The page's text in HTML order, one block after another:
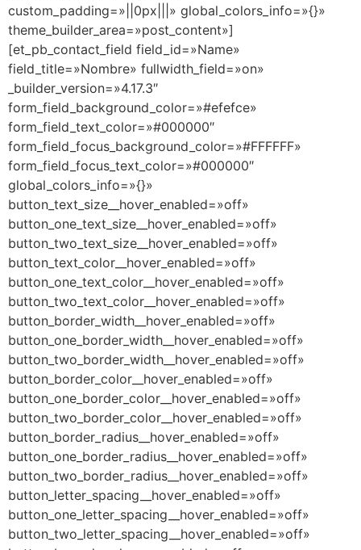
custom_padding=»||0px|||» global_colors_info=»{}»
theme_builder_area=»post_content»]
[et_pb_contact_field field_id=»Name»
field_title=»Nombre» fullwidth_field=»on»
_builder_version=»4.17.3″
form_field_background_color=»#efefce»
form_field_text_color=»#000000″
form_field_focus_background_color=»#FFFFFF»
form_field_focus_text_color=»#000000″
global_colors_info=»{}»
button_text_size__hover_enabled=»off»
button_one_text_size__hover_enabled=»off»
button_two_text_size__hover_enabled=»off»
button_text_color__hover_enabled=»off»
button_one_text_color__hover_enabled=»off»
button_two_text_color__hover_enabled=»off»
button_border_width__hover_enabled=»off»
button_one_border_width__hover_enabled=»off»
button_two_border_width__hover_enabled=»off»
button_border_color__hover_enabled=»off»
button_one_border_color__hover_enabled=»off»
button_two_border_color__hover_enabled=»off»
button_border_radius__hover_enabled=»off»
button_one_border_radius__hover_enabled=»off»
button_two_border_radius__hover_enabled=»off»
button_letter_spacing__hover_enabled=»off»
button_one_letter_spacing__hover_enabled=»off»
button_two_letter_spacing__hover_enabled=»off»